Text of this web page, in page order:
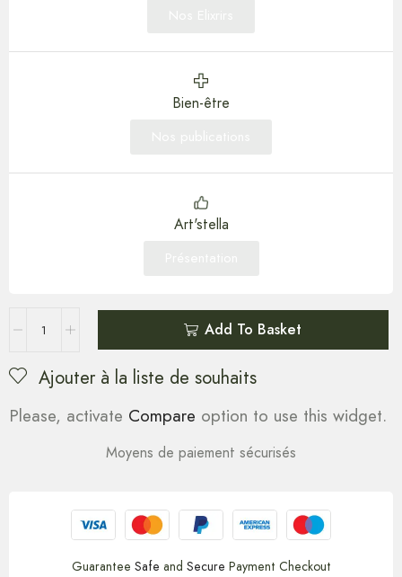
Bien-être
Art'stella
Add To Basket
Ajouter à la liste de souhaits
Please, activate Compare option to use this widget.
Moyens de paiement sécurisés
Guarantee Safe and Secure Payment Checkout